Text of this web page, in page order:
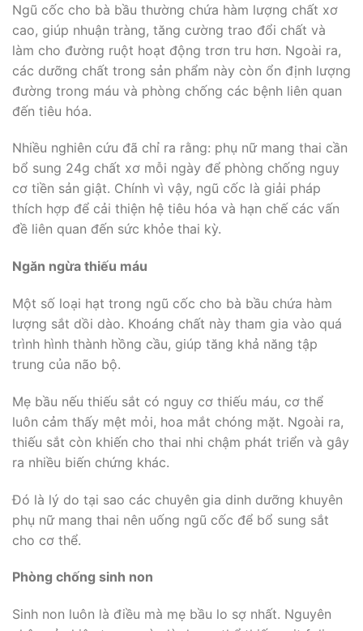
Ngũ cốc cho bà bầu thường chứa hàm lượng chất xơ
cao, giúp nhuận tràng, tăng cường trao đổi chất và
làm cho đường ruột hoạt động trơn tru hơn. Ngoài ra,
các dưỡng chất trong sản phẩm này còn ổn định lượng
đường trong máu và phòng chống các bệnh liên quan
đến tiêu hóa.
Nhiều nghiên cứu đã chỉ ra rằng: phụ nữ mang thai cần
bổ sung 24g chất xơ mỗi ngày để phòng chống nguy
cơ tiền sản giật. Chính vì vậy, ngũ cốc là giải pháp
thích hợp để cải thiện hệ tiêu hóa và hạn chế các vấn
đề liên quan đến sức khỏe thai kỳ.
Ngăn ngừa thiếu máu
Một số loại hạt trong ngũ cốc cho bà bầu chứa hàm
lượng sắt dồi dào. Khoáng chất này tham gia vào quá
trình hình thành hồng cầu, giúp tăng khả năng tập
trung của não bộ.
Mẹ bầu nếu thiếu sắt có nguy cơ thiếu máu, cơ thể
luôn cảm thấy mệt mỏi, hoa mắt chóng mặt. Ngoài ra,
thiếu sắt còn khiến cho thai nhi chậm phát triển và gây
ra nhiều biến chứng khác.
Đó là lý do tại sao các chuyên gia dinh dưỡng khuyên
phụ nữ mang thai nên uống ngũ cốc để bổ sung sắt
cho cơ thể.
Phòng chống sinh non
Sinh non luôn là điều mà mẹ bầu lo sợ nhất. Nguyên